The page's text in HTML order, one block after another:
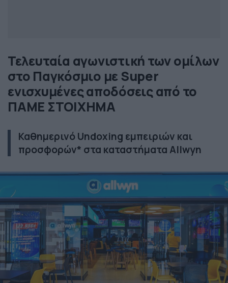
Τελευταία αγωνιστική των ομίλων
στο Παγκόσμιο με Super
ενισχυμένες αποδόσεις από το
ΠΑΜΕ ΣΤΟΙΧΗΜΑ
Καθημερινό Undoxing εμπειριών και
προσφορών* στα καταστήματα Allwyn